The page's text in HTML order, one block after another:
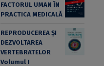
FACTORUL UMAN ÎN
PRACTICA MEDICALĂ
REPRODUCEREA ȘI
DEZVOLTAREA
VERTEBRATELOR
Volumul I